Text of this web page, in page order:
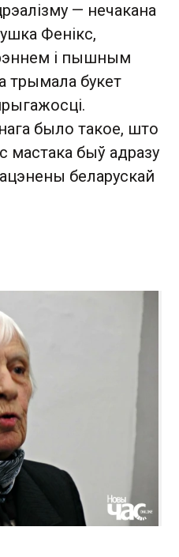
— нечакана
Фенікс,
і пышным
трымала букет
было такое, што
быў адразу
беларускай